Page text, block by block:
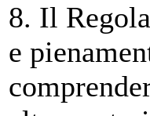
8. Il
e